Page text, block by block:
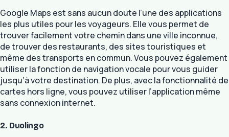
Google Maps est sans aucun doute l’une des applications
les plus utiles pour les voyageurs. Elle vous permet de
trouver facilement votre chemin dans une ville inconnue,
de trouver des restaurants, des sites touristiques et
même des transports en commun. Vous pouvez également
utiliser la fonction de navigation vocale pour vous guider
jusqu’à votre destination. De plus, avec la fonctionnalité de
cartes hors ligne, vous pouvez utiliser l’application même
sans connexion internet.
2. Duolingo